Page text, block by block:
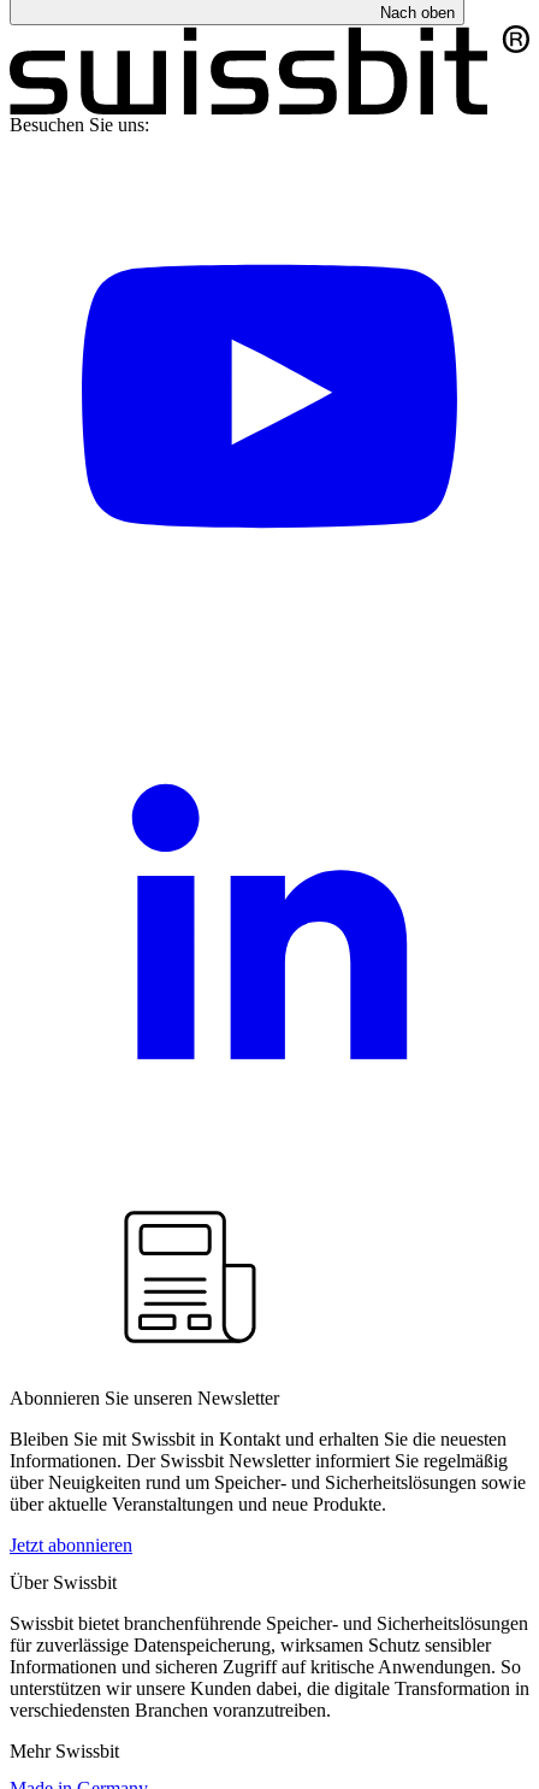
Nach oben
Besuchen Sie uns:
Abonnieren Sie unseren Newsletter
Bleiben Sie mit Swissbit in Kontakt und erhalten Sie die neuesten
Informationen. Der Swissbit Newsletter informiert Sie regelmäßig
über Neuigkeiten rund um Speicher- und Sicherheitslösungen sowie
über aktuelle Veranstaltungen und neue Produkte.
Jetzt abonnieren
Über Swissbit
Swissbit bietet branchenführende Speicher- und Sicherheitslösungen
für zuverlässige Datenspeicherung, wirksamen Schutz sensibler
Informationen und sicheren Zugriff auf kritische Anwendungen. So
unterstützen wir unsere Kunden dabei, die digitale Transformation in
verschiedensten Branchen voranzutreiben.
Mehr Swissbit